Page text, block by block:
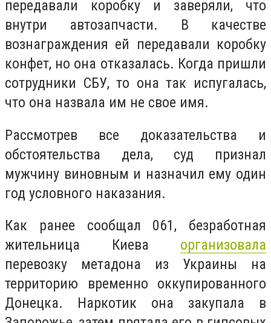
передавали коробку и заверяли, что
внутри автозапчасти. В качестве
вознаграждения ей передавали коробку
конфет, но она отказалась. Когда пришли
сотрудники СБУ, то она так испугалась,
что она назвала им не свое имя.
Рассмотрев все доказательства и
обстоятельства дела, суд признал
мужчину виновным и назначил ему один
год условного наказания.
Как ранее сообщал 061, безработная
жительница Киева организовала
перевозку метадона из Украины на
территорию временно оккупированного
Донецка. Наркотик она закупала в